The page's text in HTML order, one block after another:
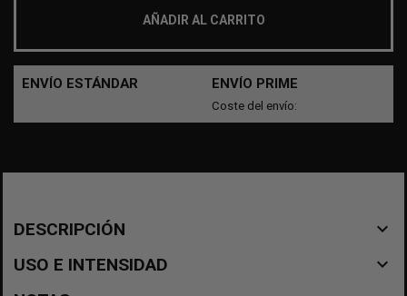
AÑADIR AL CARRITO
ENVÍO ESTÁNDAR ENVÍO PRIME
Coste del envío:
DESCRIPCIÓN navigate_before
USO E INTENSIDAD navigate_before